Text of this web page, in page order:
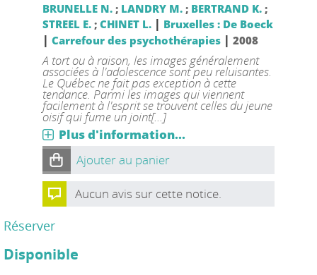
BRUNELLE N.; LANDRY M.; BERTRAND K.;
STREEL E.; CHINET L. | Bruxelles : De Boeck
| Carrefour des psychothérapies| 2008
A tort ou à raison, les images généralement
associées à l'adolescence sont peu reluisantes.
Le Québec ne fait pas exception à cette
tendance. Parmi les images qui viennent
facilement à l'esprit se trouvent celles du jeune
oisif qui fume un joint[...]
Plus d'information...
Ajouter au panier
Aucun avis sur cette notice.
Réserver
Disponible